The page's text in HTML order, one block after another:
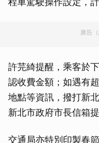
廣告
許芫綺提醒，乘客於
認收費金額；如遇有
地點等資訊，撥打新
新北市政府市長信箱提
交通局亦特別印製春